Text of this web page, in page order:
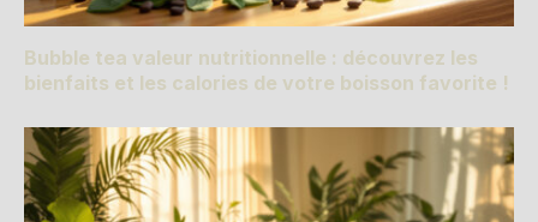
Bubble tea valeur nutritionnelle : découvrez les
bienfaits et les calories de votre boisson favorite !